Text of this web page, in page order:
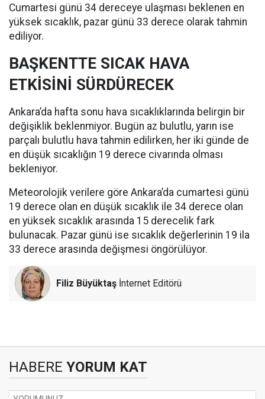
Cumartesi günü 34 dereceye ulaşması beklenen en
yüksek sıcaklık, pazar günü 33 derece olarak tahmin
ediliyor.
BAŞKENTTE SICAK HAVA
ETKİSİNİ SÜRDÜRECEK
Ankara’da hafta sonu hava sıcaklıklarında belirgin bir
değişiklik beklenmiyor. Bugün az bulutlu, yarın ise
parçalı bulutlu hava tahmin edilirken, her iki günde de
en düşük sıcaklığın 19 derece civarında olması
bekleniyor.
Meteorolojik verilere göre Ankara’da cumartesi günü
19 derece olan en düşük sıcaklık ile 34 derece olan
en yüksek sıcaklık arasında 15 derecelik fark
bulunacak. Pazar günü ise sıcaklık değerlerinin 19 ila
33 derece arasında değişmesi öngörülüyor.
Filiz Büyüktaş İnternet Editörü
HABERE YORUM KAT